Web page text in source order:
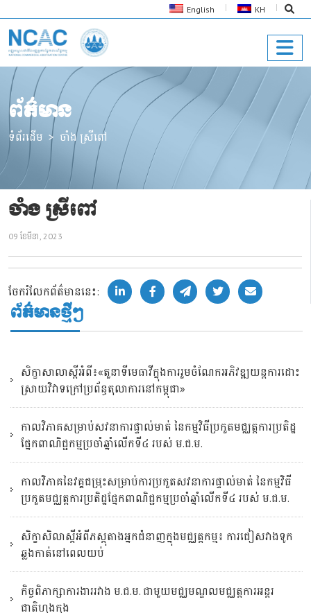
English KH
ព័ត៌មាន
ទំព័រដើម ចាំង ស្រីពៅ
ចាំង ស្រីពៅ
09 ខែ​មីនា, 2023
ចែករំលែកព័ត៌មាននេះ:
ព័ត៌មានថ្មីៗ
សិក្ខាសាលាស្តីអំពី៖«តួនាទីមេធាវីក្នុងការរួមចំណែកអភិវឌ្ឍយន្តការដោះ
ស្រាយវិវាទក្រៅប្រព័ន្ធតុលាការនៅកម្ពុជា»
កាលវិភាគសម្រាប់សវនាការផ្ទាល់មាត់ នៃកម្មវិធីប្រកួតមជ្ឈត្តការប្រតិដ្ឋ
ផ្នែកពាណិជ្ជកម្មប្រចាំឆ្នាំលើកទី៤ របស់ ម.ជ.ម.
កាលវិភាគនៃវគ្គជម្រុះសម្រាប់ការប្រកួតសវនាការផ្ទាល់មាត់ នៃកម្មវិធី
ប្រកួតមជ្ឈត្តការប្រតិដ្ឋផ្នែកពាណិជ្ជកម្មប្រចាំឆ្នាំលើកទី៤ របស់ ម.ជ.ម.
សិក្ខាសិលាស្ដីអំពីភស្តុតាងអ្នកជំនាញក្នុងមជ្ឈត្តកម្ម៖ ការជៀសវាងទូក
ឆ្លងកាត់នៅពេលយប់
កិច្ចពិភាក្សាការងាររវាង ម.ជ.ម. ជាមួយមជ្ឈមណ្ឌលមជ្ឈត្តការអន្តរ
ជាតិហុងកុង